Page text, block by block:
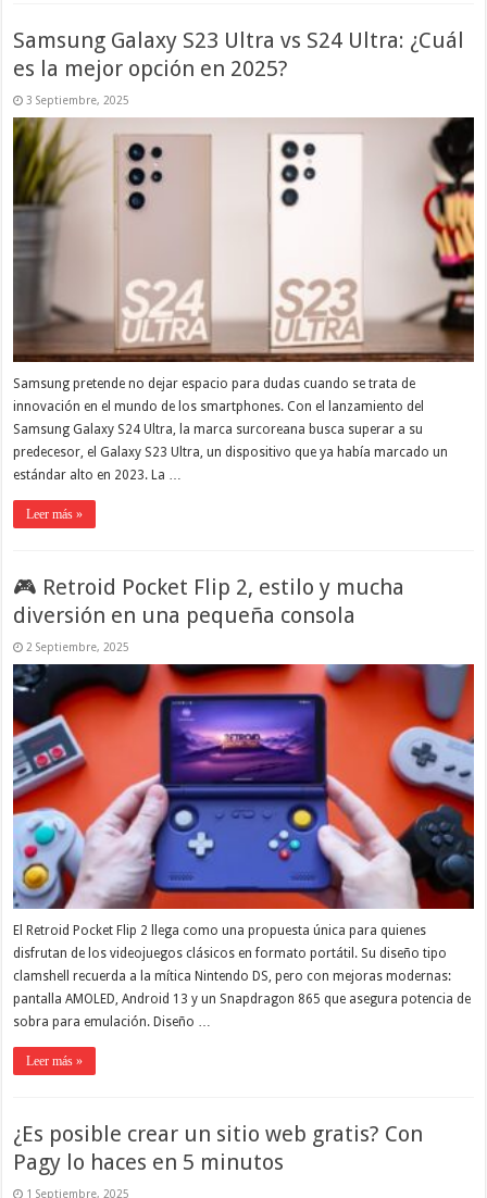
Samsung Galaxy S23 Ultra vs S24 Ultra: ¿Cuál
es la mejor opción en 2025?
3 Septiembre, 2025
Samsung pretende no dejar espacio para dudas cuando se trata de
innovación en el mundo de los smartphones. Con el lanzamiento del
Samsung Galaxy S24 Ultra, la marca surcoreana busca superar a su
predecesor, el Galaxy S23 Ultra, un dispositivo que ya había marcado un
estándar alto en 2023. La …
Leer más »
🎮 Retroid Pocket Flip 2, estilo y mucha
diversión en una pequeña consola
2 Septiembre, 2025
El Retroid Pocket Flip 2 llega como una propuesta única para quienes
disfrutan de los videojuegos clásicos en formato portátil. Su diseño tipo
clamshell recuerda a la mítica Nintendo DS, pero con mejoras modernas:
pantalla AMOLED, Android 13 y un Snapdragon 865 que asegura potencia de
sobra para emulación. Diseño …
Leer más »
¿Es posible crear un sitio web gratis? Con
Pagy lo haces en 5 minutos
1 Septiembre, 2025